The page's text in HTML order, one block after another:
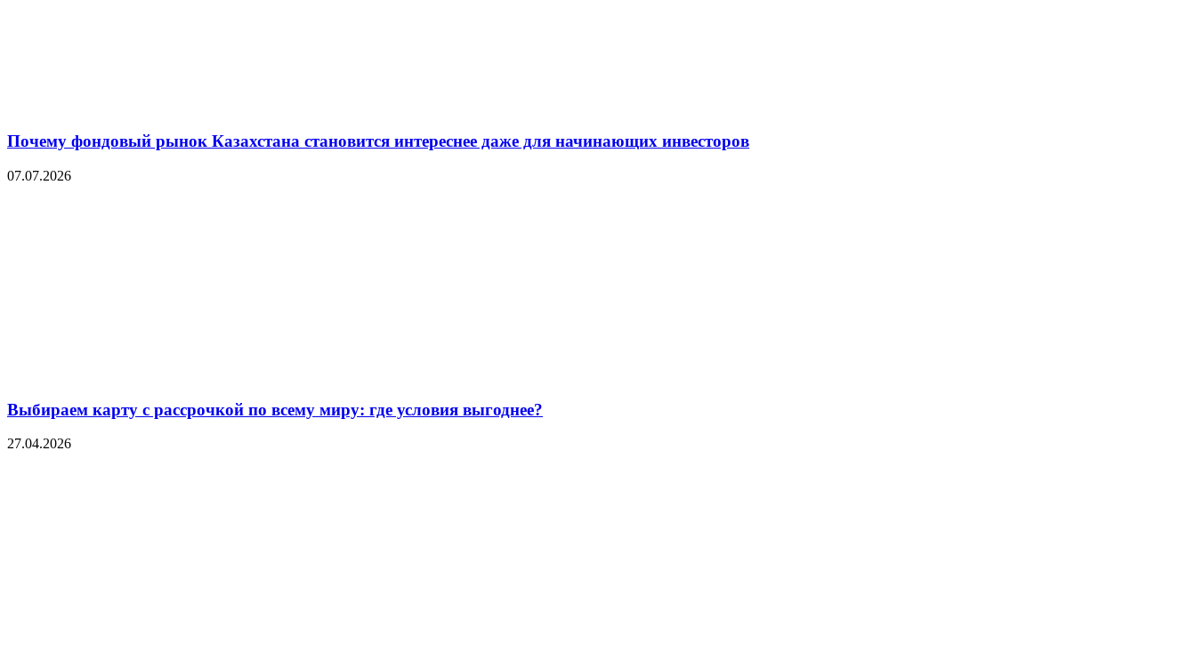
Почему фондовый рынок Казахстана становится интереснее даже для начинающих инвесторов
07.07.2026
Выбираем карту с рассрочкой по всему миру: где условия выгоднее?
27.04.2026